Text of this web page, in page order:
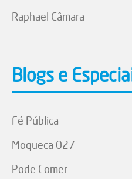
Raphael Câmara
Blogs e
Fé Pública
Moqueca 027
Pode Comer